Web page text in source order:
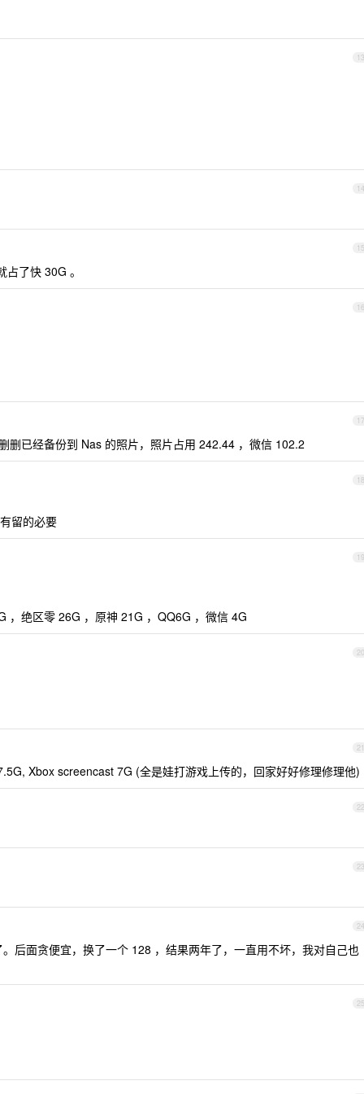
13
14
15
了快 30G 。
16
17
删已经备份到 Nas 的照片，照片占用 242.44 ，微信 102.2
18
留的必要
19
，绝区零 26G ，原神 21G ，QQ6G ，微信 4G
20
21
Xbox screencast 7G (全是娃打游戏上传的，回家好好修理修理他)
22
23
24
后面贪便宜，换了一个 128 ，结果两年了，一直用不坏，我对自己也
25